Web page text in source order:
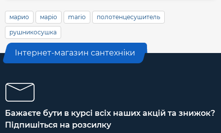
марио маріо mario полотенцесушитель
рушникосушка
Інтернет-магазин сантехніки
Бажаєте бути в курсі всіх наших акцій та знижок?
Підпишіться на розсилку